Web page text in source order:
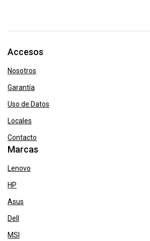
Accesos
Nosotros
Garantía
Uso de Datos
Locales
Contacto
Marcas
Lenovo
HP
Asus
Dell
MSI